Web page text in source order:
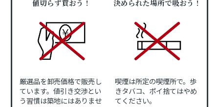
値切らず買おう！
厳選品を卸売価格で販売し
ています。値引き交渉とい
う習慣は築地にはありませ
決められた場所で吸おう！
喫煙は所定の喫煙所で。歩
きタバコ、ポイ捨てはやめ
てください。